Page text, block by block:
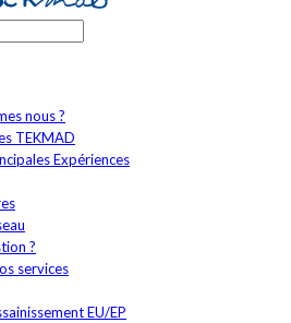
nous ?
TEKMAD
Expériences
?
services
EU/EP